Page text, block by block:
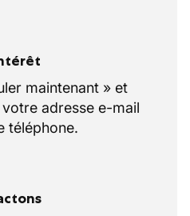
maintenant » et
adresse e-mail
téléphone.